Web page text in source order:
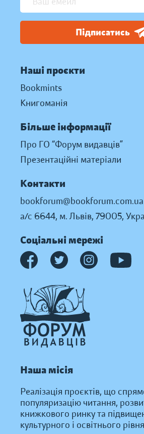
Підписатись
Наші проєкти
Bookmints
Книгоманія
Більше інформації
Про ГО “Форум видавців”
Презентаційні матеріали
Контакти
bookforum@bookforum.com.ua
а/с 6644, м. Львів, 79005,
Соціальні мережі
Наша місія
Реалізація проєктів, що
популяризацію читання,
книжкового ринку та
культурного і освітнього